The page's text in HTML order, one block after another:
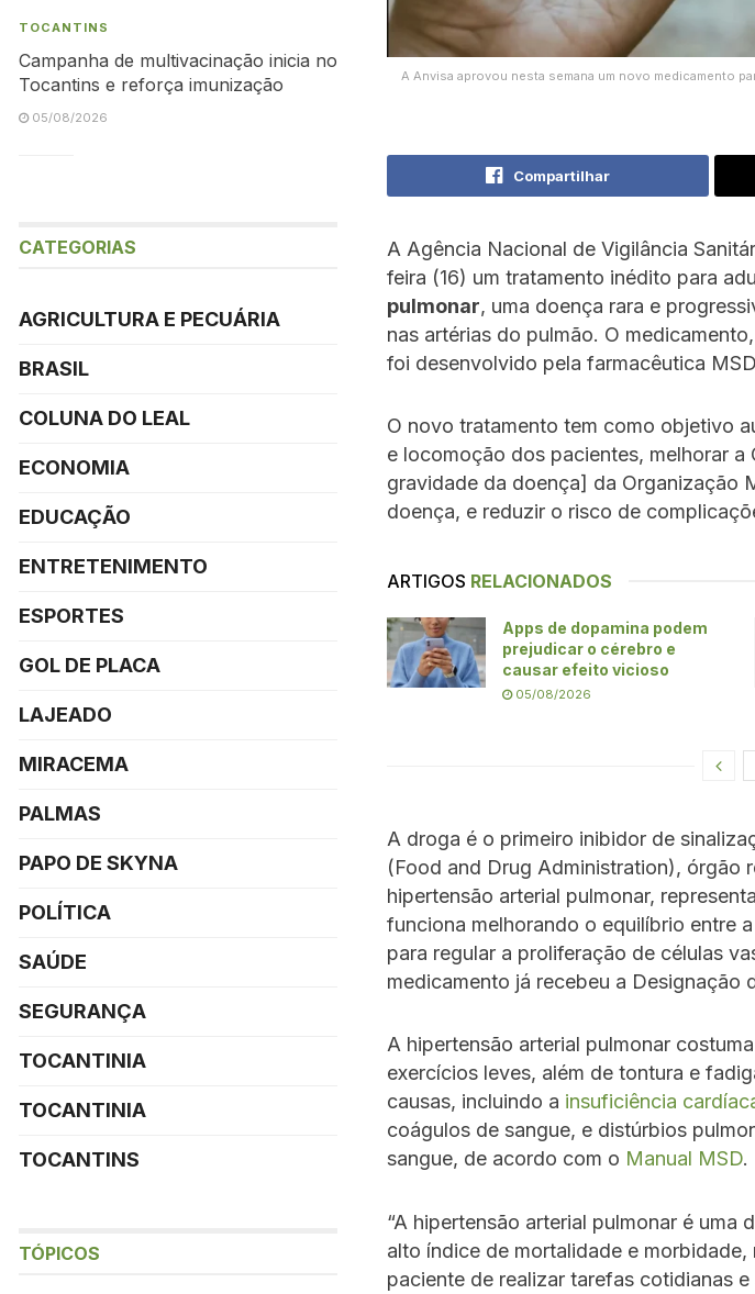
A Anvisa aprovou nesta semana um novo medicamento
Compartilhar
A Agência Nacional de Vigilância
feira (16) um tratamento inédito para
pulmonar, uma doença rara e
nas artérias do pulmão. O
foi desenvolvido pela farmacêutica
O novo tratamento tem como objetivo
e locomoção dos pacientes, melhorar a
gravidade da doença] da Organização
doença, e reduzir o risco de
ARTIGOS RELACIONADOS
Apps de dopamina podem
prejudicar o cérebro e
causar efeito vicioso
05/08/2026
A droga é o primeiro inibidor de
(Food and Drug Administration), órgão
hipertensão arterial pulmonar,
funciona melhorando o equilíbrio entre
para regular a proliferação de células
medicamento já recebeu a Designação
A hipertensão arterial pulmonar
exercícios leves, além de tontura e
causas, incluindo a insuficiência
coágulos de sangue, e distúrbios
sangue, de acordo com o Manual MSD.
“A hipertensão arterial pulmonar é
alto índice de mortalidade e
paciente de realizar tarefas cotidianas
TOCANTINS
Campanha de multivacinação inicia no
Tocantins e reforça imunização
05/08/2026
CATEGORIAS
AGRICULTURA E PECUÁRIA
BRASIL
COLUNA DO LEAL
ECONOMIA
EDUCAÇÃO
ENTRETENIMENTO
ESPORTES
GOL DE PLACA
LAJEADO
MIRACEMA
PALMAS
PAPO DE SKYNA
POLÍTICA
SAÚDE
SEGURANÇA
TOCANTINIA
TOCANTINIA
TOCANTINS
TÓPICOS